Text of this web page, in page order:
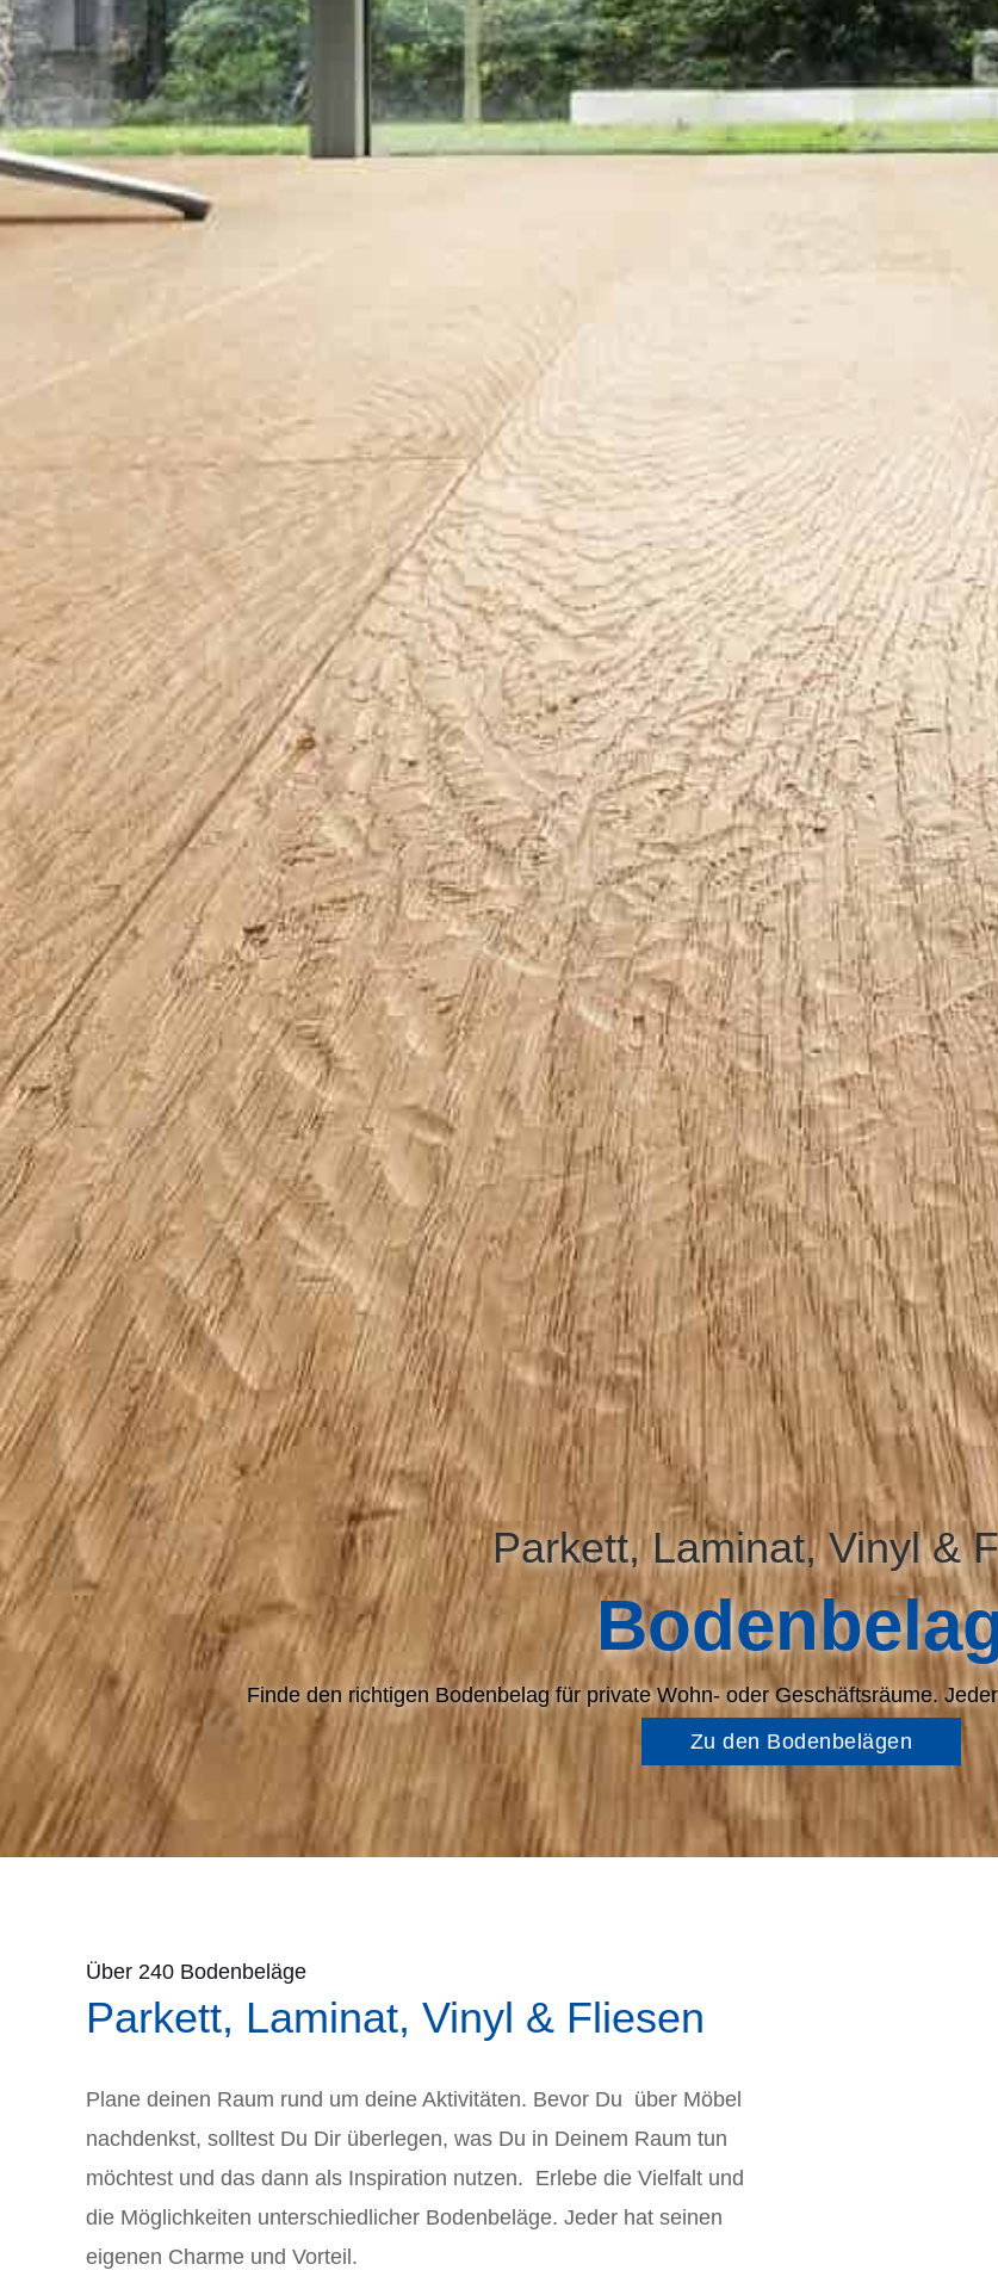
Parkett, Laminat, Vinyl &
Finde den richtigen Bodenbelag für private Wohn- oder Geschäftsräume.
Zu den Bodenbelägen
Über 240 Bodenbeläge
Parkett, Laminat, Vinyl & Fliesen
Plane deinen Raum rund um deine Aktivitäten. Bevor Du über Möbel
nachdenkst, solltest Du Dir überlegen, was Du in Deinem Raum tun
möchtest und das dann als Inspiration nutzen. Erlebe die Vielfalt und
die Möglichkeiten unterschiedlicher Bodenbeläge. Jeder hat seinen
eigenen Charme und Vorteil.